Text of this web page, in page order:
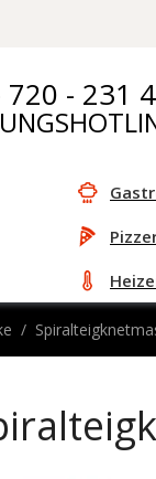
- 231